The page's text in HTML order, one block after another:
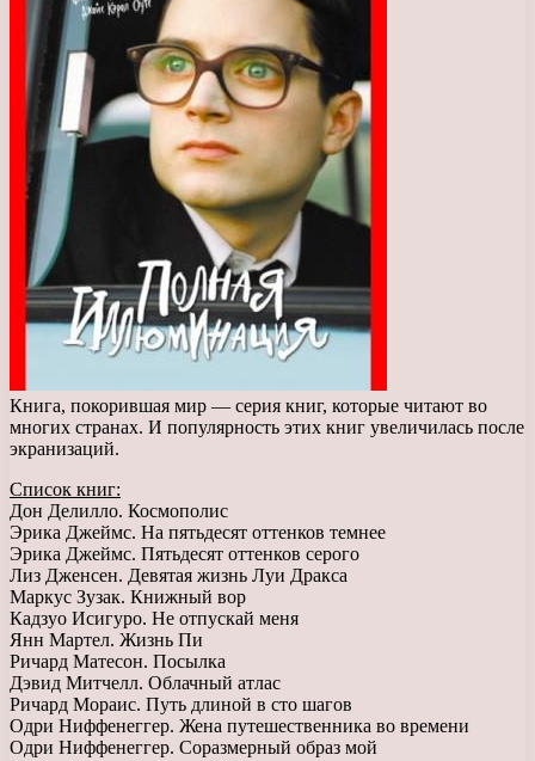
Книга, покорившая мир — серия книг, которые читают во
многих странах. И популярность этих книг увеличилась после
экранизаций.
Список книг:
Дон Делилло. Космополис
Эрика Джеймс. На пятьдесят оттенков темнее
Эрика Джеймс. Пятьдесят оттенков серого
Лиз Дженсен. Девятая жизнь Луи Дракса
Маркус Зузак. Книжный вор
Кадзуо Исигуро. Не отпускай меня
Янн Мартел. Жизнь Пи
Ричард Матесон. Посылка
Дэвид Митчелл. Облачный атлас
Ричард Мораис. Путь длиной в сто шагов
Одри Ниффенеггер. Жена путешественника во времени
Одри Ниффенеггер. Соразмерный образ мой